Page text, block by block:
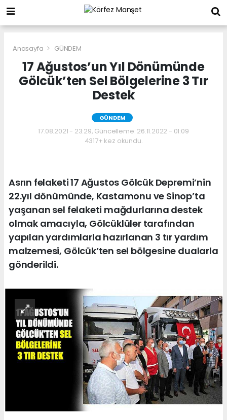
Anasayfa GÜNDEM
17 Ağustos’un Yıl Dönümünde
Gölcük’ten Sel Bölgelerine 3 Tır
Destek
GÜNDEM
17.08.2021 - 23:29, Güncelleme: 26.11.2022 - 01:09
4317+ kez okundu.
Asrın felaketi 17 Ağustos Gölcük Depremi’nin
22.yıl dönümünde, Kastamonu ve Sinop’ta
yaşanan sel felaketi mağdurlarına destek
olmak amacıyla, Gölcüklüler tarafından
yapılan yardımlarla hazırlanan 3 tır yardım
malzemesi, Gölcük’ten sel bölgesine dualarla
gönderildi.